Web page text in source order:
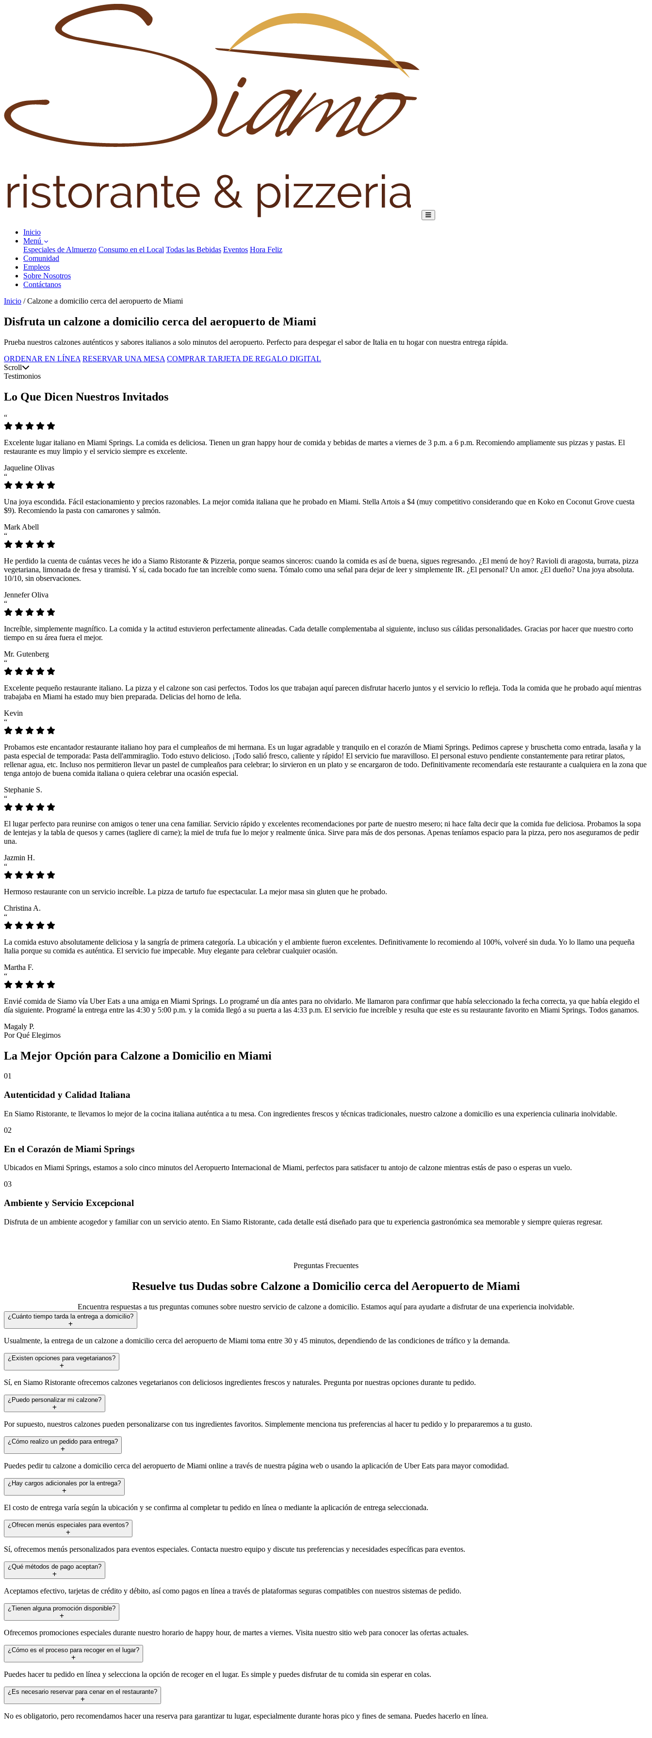
Inicio
Menú
Especiales de Almuerzo Consumo en el Local Todas las Bebidas Eventos Hora Feliz
Comunidad
Empleos
Sobre Nosotros
Contáctanos
Inicio / Calzone a domicilio cerca del aeropuerto de Miami
Disfruta un calzone a domicilio cerca del aeropuerto de Miami
Prueba nuestros calzones auténticos y sabores italianos a solo minutos del aeropuerto. Perfecto para despegar el sabor de Italia en tu hogar con nuestra entrega rápida.
ORDENAR EN LÍNEA RESERVAR UNA MESA COMPRAR TARJETA DE REGALO DIGITAL
Scroll
Testimonios
Lo Que Dicen Nuestros Invitados
“
Excelente lugar italiano en Miami Springs. La comida es deliciosa. Tienen un gran happy hour de comida y bebidas de martes a viernes de 3 p.m. a 6 p.m. Recomiendo ampliamente sus pizzas y pastas. El
restaurante es muy limpio y el servicio siempre es excelente.
Jaqueline Olivas
“
Una joya escondida. Fácil estacionamiento y precios razonables. La mejor comida italiana que he probado en Miami. Stella Artois a $4 (muy competitivo considerando que en Koko en Coconut Grove cuesta
$9). Recomiendo la pasta con camarones y salmón.
Mark Abell
“
He perdido la cuenta de cuántas veces he ido a Siamo Ristorante & Pizzeria, porque seamos sinceros: cuando la comida es así de buena, sigues regresando. ¿El menú de hoy? Ravioli di aragosta, burrata, pizza
vegetariana, limonada de fresa y tiramisú. Y sí, cada bocado fue tan increíble como suena. Tómalo como una señal para dejar de leer y simplemente IR. ¿El personal? Un amor. ¿El dueño? Una joya absoluta.
10/10, sin observaciones.
Jennefer Oliva
“
Increíble, simplemente magnífico. La comida y la actitud estuvieron perfectamente alineadas. Cada detalle complementaba al siguiente, incluso sus cálidas personalidades. Gracias por hacer que nuestro corto
tiempo en su área fuera el mejor.
Mr. Gutenberg
“
Excelente pequeño restaurante italiano. La pizza y el calzone son casi perfectos. Todos los que trabajan aquí parecen disfrutar hacerlo juntos y el servicio lo refleja. Toda la comida que he probado aquí mientras
trabajaba en Miami ha estado muy bien preparada. Delicias del horno de leña.
Kevin
“
Probamos este encantador restaurante italiano hoy para el cumpleaños de mi hermana. Es un lugar agradable y tranquilo en el corazón de Miami Springs. Pedimos caprese y bruschetta como entrada, lasaña y la
pasta especial de temporada: Pasta dell'ammiraglio. Todo estuvo delicioso. ¡Todo salió fresco, caliente y rápido! El servicio fue maravilloso. El personal estuvo pendiente constantemente para retirar platos,
rellenar agua, etc. Incluso nos permitieron llevar un pastel de cumpleaños para celebrar; lo sirvieron en un plato y se encargaron de todo. Definitivamente recomendaría este restaurante a cualquiera en la zona que
tenga antojo de buena comida italiana o quiera celebrar una ocasión especial.
Stephanie S.
“
El lugar perfecto para reunirse con amigos o tener una cena familiar. Servicio rápido y excelentes recomendaciones por parte de nuestro mesero; ni hace falta decir que la comida fue deliciosa. Probamos la sopa
de lentejas y la tabla de quesos y carnes (tagliere di carne); la miel de trufa fue lo mejor y realmente única. Sirve para más de dos personas. Apenas teníamos espacio para la pizza, pero nos aseguramos de pedir
una.
Jazmin H.
“
Hermoso restaurante con un servicio increíble. La pizza de tartufo fue espectacular. La mejor masa sin gluten que he probado.
Christina A.
“
La comida estuvo absolutamente deliciosa y la sangría de primera categoría. La ubicación y el ambiente fueron excelentes. Definitivamente lo recomiendo al 100%, volveré sin duda. Yo lo llamo una pequeña
Italia porque su comida es auténtica. El servicio fue impecable. Muy elegante para celebrar cualquier ocasión.
Martha F.
“
Envié comida de Siamo vía Uber Eats a una amiga en Miami Springs. Lo programé un día antes para no olvidarlo. Me llamaron para confirmar que había seleccionado la fecha correcta, ya que había elegido el
día siguiente. Programé la entrega entre las 4:30 y 5:00 p.m. y la comida llegó a su puerta a las 4:33 p.m. El servicio fue increíble y resulta que este es su restaurante favorito en Miami Springs. Todos ganamos.
Magaly P.
Por Qué Elegirnos
La Mejor Opción para Calzone a Domicilio en Miami
01
Autenticidad y Calidad Italiana
En Siamo Ristorante, te llevamos lo mejor de la cocina italiana auténtica a tu mesa. Con ingredientes frescos y técnicas tradicionales, nuestro calzone a domicilio es una experiencia culinaria inolvidable.
02
En el Corazón de Miami Springs
Ubicados en Miami Springs, estamos a solo cinco minutos del Aeropuerto Internacional de Miami, perfectos para satisfacer tu antojo de calzone mientras estás de paso o esperas un vuelo.
03
Ambiente y Servicio Excepcional
Disfruta de un ambiente acogedor y familiar con un servicio atento. En Siamo Ristorante, cada detalle está diseñado para que tu experiencia gastronómica sea memorable y siempre quieras regresar.
Preguntas Frecuentes
Resuelve tus Dudas sobre Calzone a Domicilio cerca del Aeropuerto de Miami
Encuentra respuestas a tus preguntas comunes sobre nuestro servicio de calzone a domicilio. Estamos aquí para ayudarte a disfrutar de una experiencia inolvidable.
¿Cuánto tiempo tarda la entrega a domicilio?
Usualmente, la entrega de un calzone a domicilio cerca del aeropuerto de Miami toma entre 30 y 45 minutos, dependiendo de las condiciones de tráfico y la demanda.
¿Existen opciones para vegetarianos?
Sí, en Siamo Ristorante ofrecemos calzones vegetarianos con deliciosos ingredientes frescos y naturales. Pregunta por nuestras opciones durante tu pedido.
¿Puedo personalizar mi calzone?
Por supuesto, nuestros calzones pueden personalizarse con tus ingredientes favoritos. Simplemente menciona tus preferencias al hacer tu pedido y lo prepararemos a tu gusto.
¿Cómo realizo un pedido para entrega?
Puedes pedir tu calzone a domicilio cerca del aeropuerto de Miami online a través de nuestra página web o usando la aplicación de Uber Eats para mayor comodidad.
¿Hay cargos adicionales por la entrega?
El costo de entrega varía según la ubicación y se confirma al completar tu pedido en línea o mediante la aplicación de entrega seleccionada.
¿Ofrecen menús especiales para eventos?
Sí, ofrecemos menús personalizados para eventos especiales. Contacta nuestro equipo y discute tus preferencias y necesidades específicas para eventos.
¿Qué métodos de pago aceptan?
Aceptamos efectivo, tarjetas de crédito y débito, así como pagos en línea a través de plataformas seguras compatibles con nuestros sistemas de pedido.
¿Tienen alguna promoción disponible?
Ofrecemos promociones especiales durante nuestro horario de happy hour, de martes a viernes. Visita nuestro sitio web para conocer las ofertas actuales.
¿Cómo es el proceso para recoger en el lugar?
Puedes hacer tu pedido en línea y selecciona la opción de recoger en el lugar. Es simple y puedes disfrutar de tu comida sin esperar en colas.
¿Es necesario reservar para cenar en el restaurante?
No es obligatorio, pero recomendamos hacer una reserva para garantizar tu lugar, especialmente durante horas pico y fines de semana. Puedes hacerlo en línea.